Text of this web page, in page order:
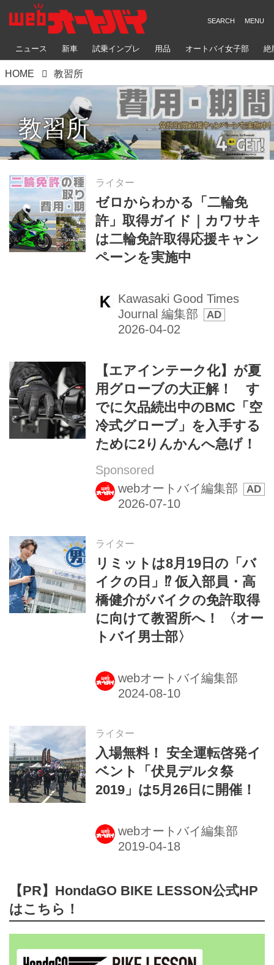
ニュース 新車 試乗インプレ 用品 オートバイ女子部 絶
HOME 教習所
教習所
ライター
ゼロからわかる「二輪免
許」取得ガイド｜カワサキ
は二輪免許取得応援キャン
ペーンを実施中
Kawasaki Good Times
Journal 編集部
【エアインテーク化】が夏
用グローブの大正解！ す
でに欠品続出中のBMC「空
冷式グローブ」を入手する
ために2りんかんへ急げ！
Sponsored
webオートバイ編集部
ライター
リミットは8月19日の「バ
イクの日」⁉ 仮入部員・高
橋健介がバイクの免許取得
に向けて教習所へ！ 〈オー
トバイ男士部〉
webオートバイ編集部
ライター
入場無料！ 安全運転啓発イ
ベント「伏見デルタ祭
2019」は5月26日に開催！
webオートバイ編集部
【PR】HondaGO BIKE LESSON公式HP
はこちら！